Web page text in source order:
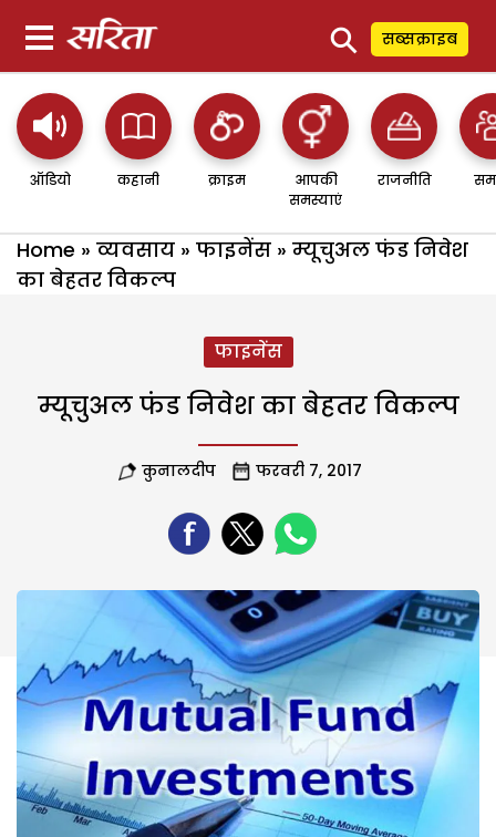
⚲ सब्सक्राइब
ऑडियो कहानी क्राइम
आपकी
समस्याएं
राजनीति
Home » व्यवसाय » फाइनेंस » म्यूचुअल फंड निवेश
का बेहतर विकल्प
फाइनेंस
म्यूचुअल फंड निवेश का बेहतर विकल्प
कुनालदीप फरवरी 7, 2017